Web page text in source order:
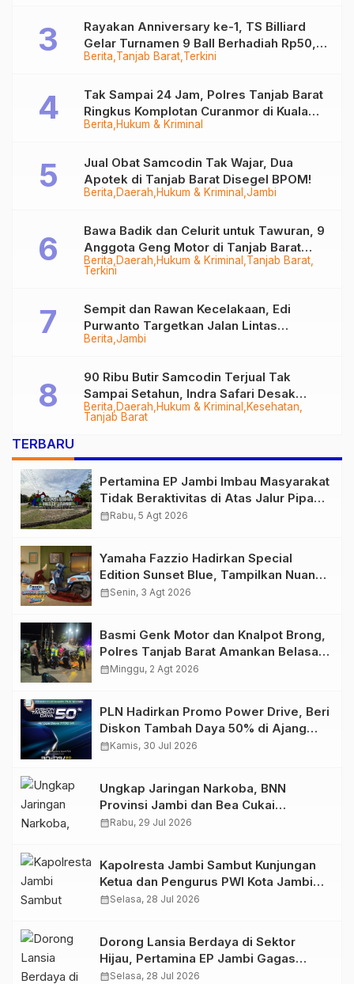
Berita Tanjab Barat Terkini
Rayakan Anniversary ke-1, TS Billiard
Gelar Turnamen 9 Ball Berhadiah Rp50,8
Juta
Berita Hukum & Kriminal
Tak Sampai 24 Jam, Polres Tanjab Barat
Ringkus Komplotan Curanmor di Kuala
Tungkal
Berita Daerah Hukum & Kriminal Jambi
Jual Obat Samcodin Tak Wajar, Dua
Apotek di Tanjab Barat Disegel BPOM!
Berita Daerah Hukum & Kriminal Tanjab Barat
Terkini
Bawa Badik dan Celurit untuk Tawuran, 9
Anggota Geng Motor di Tanjab Barat
Diringkus
Berita Jambi
Sempit dan Rawan Kecelakaan, Edi
Purwanto Targetkan Jalan Lintas
Tungkal-Jambi Mulus di 2028
Berita Daerah Hukum & Kriminal
Kesehatan
Tanjab Barat
90 Ribu Butir Samcodin Terjual Tak
Sampai Setahun, Indra Safari Desak
Audit Menyeluruh
TERBARU
Pertamina EP Jambi Imbau Masyarakat
Tidak Beraktivitas di Atas Jalur Pipa
Migas Demi Keselamatan Bersama
calendar_monthRabu, 5 Agt 2026
Yamaha Fazzio Hadirkan Special
Edition Sunset Blue, Tampilkan Nuansa
Retro Summer yang Semakin Skena
calendar_monthSenin, 3 Agt 2026
Basmi Genk Motor dan Knalpot Brong,
Polres Tanjab Barat Amankan Belasan
Kendaraan
calendar_monthMinggu, 2 Agt 2026
PLN Hadirkan Promo Power Drive, Beri
Diskon Tambah Daya 50% di Ajang
GIIAS 2026
calendar_monthKamis, 30 Jul 2026
Ungkap Jaringan Narkoba, BNN
Provinsi Jambi dan Bea Cukai
Amankan Sembilan Pelaku beserta
calendar_monthRabu, 29 Jul 2026
Kapolresta Jambi Sambut Kunjungan
Ketua dan Pengurus PWI Kota Jambi
Perkuat Sinergi dan Kolaborasi
calendar_monthSelasa, 28 Jul 2026
Dorong Lansia Berdaya di Sektor
Hijau, Pertamina EP Jambi Gagas
Lansiapreneur Batik Eco-Print
calendar_monthSelasa, 28 Jul 2026